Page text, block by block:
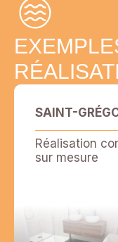
SAINT-
Réalisation
sur mesure